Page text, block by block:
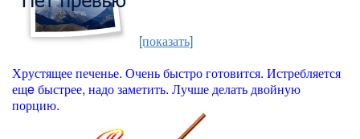
[показать]
Хрустящее печенье. Очень быстро готовится. Истребляется
ещe быстрее, надо заметить. Лучше делать двойную
порцию.